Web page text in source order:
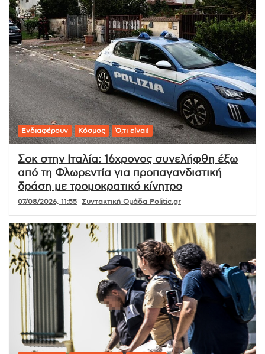
Ενδιαφέρουν Κόσμος Ό,τι είναι!
Σοκ στην Ιταλία: 16χρονος συνελήφθη έξω
από τη Φλωρεντία για προπαγανδιστική
δράση με τρομοκρατικό κίνητρο
07/08/2026, 11:55 Συντακτική Ομάδα Politic.gr